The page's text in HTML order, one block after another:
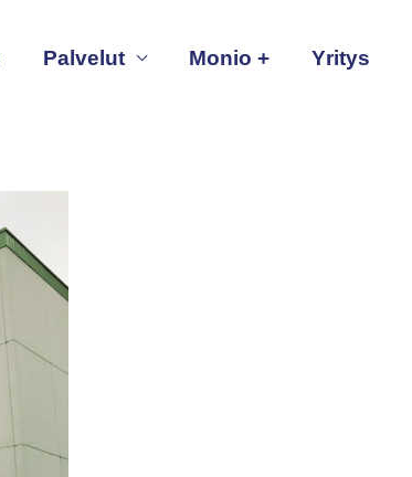
Palvelut Monio + Yritys